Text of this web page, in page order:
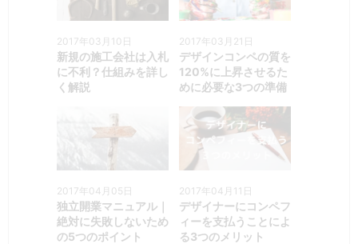
2017年03月10日
新規の施工会社は入札
に不利？仕組みを詳し
く解説
2017年03月21日
デザインコンペの質を
120%に上昇させるた
めに必要な3つの準備
2017年04月05日
独立開業マニュアル｜
絶対に失敗しないため
の5つのポイント
2017年04月11日
デザイナーにコンペフ
ィーを支払うことによ
る3つのメリット